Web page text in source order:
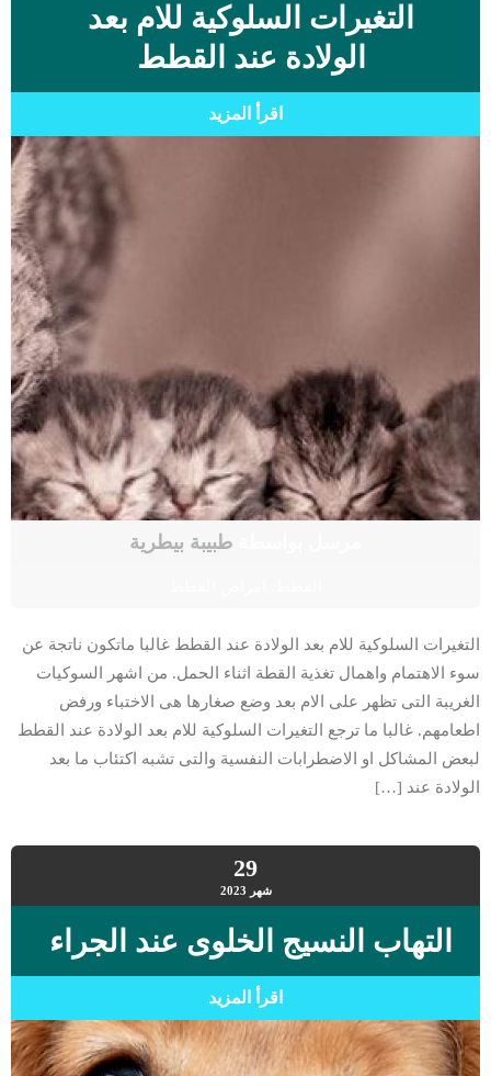
التغيرات السلوكية للام بعد
الولادة عند القطط
اقرأ المزيد
طبيبة بيطرية
التغيرات السلوكية للام بعد الولادة عند القطط غالبا ماتكون ناتجة عن
سوء الاهتمام واهمال تغذية القطة اثناء الحمل. من اشهر السوكيات
الغريبة التى تظهر على الام بعد وضع صغارها هى الاختباء ورفض
اطعامهم. غالبا ما ترجع التغيرات السلوكية للام بعد الولادة عند القطط
لبعض المشاكل او الاضطرابات النفسية والتى تشبه اكتئاب ما بعد
الولادة عند […]
29
شهر 2023
التهاب النسيج الخلوى عند الجراء
اقرأ المزيد